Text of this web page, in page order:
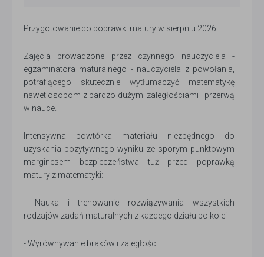
Przygotowanie do poprawki matury w sierpniu 2026:
Zajęcia prowadzone przez czynnego nauczyciela -
egzaminatora maturalnego - nauczyciela z powołania,
potrafiącego skutecznie wytłumaczyć matematykę
nawet osobom z bardzo dużymi zaległościami i przerwą
w nauce.
Intensywna powtórka materiału niezbędnego do
uzyskania pozytywnego wyniku ze sporym punktowym
marginesem bezpieczeństwa tuż przed poprawką
matury z matematyki:
- Nauka i trenowanie rozwiązywania wszystkich
rodzajów zadań maturalnych z każdego działu po kolei
- Wyrównywanie braków i zaległości